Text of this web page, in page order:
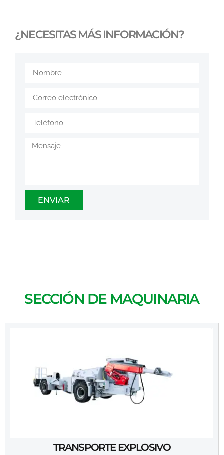
¿NECESITAS MÁS INFORMACIÓN?
ENVIAR
SECCIÓN DE MAQUINARIA
TRANSPORTE EXPLOSIVO